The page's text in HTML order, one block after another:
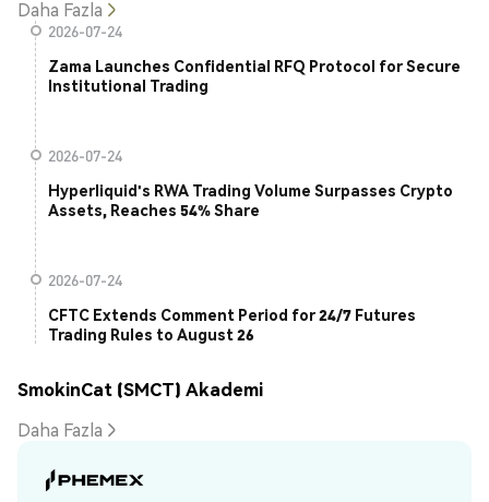
Daha Fazla
2026-07-24
Zama Launches Confidential RFQ Protocol for Secure
Institutional Trading
2026-07-24
Hyperliquid's RWA Trading Volume Surpasses Crypto
Assets, Reaches 54% Share
2026-07-24
CFTC Extends Comment Period for 24/7 Futures
Trading Rules to August 26
SmokinCat (SMCT) Akademi
Daha Fazla